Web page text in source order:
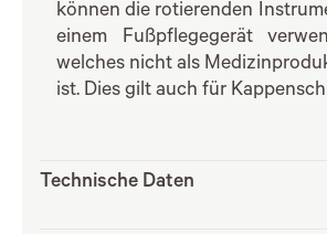
können die rotierenden
einem Fußpflegegerät
welches nicht als
ist. Dies gilt auch für
Technische Daten